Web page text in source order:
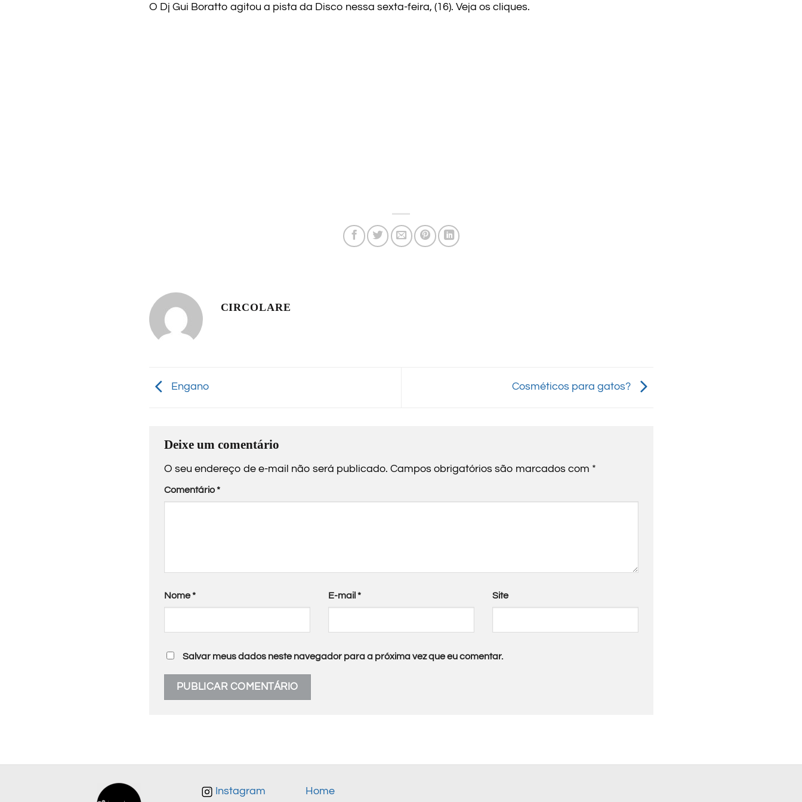
O Dj Gui Boratto agitou a pista da Disco nessa sexta-feira, (16). Veja os cliques.
CIRCOLARE
Engano Cosméticos para gatos?
Deixe um comentário
O seu endereço de e-mail não será publicado. Campos obrigatórios são marcados com *
Comentário*
Nome* E-mail * Site
Salvar meus dados neste navegador para a próxima vez que eu comentar.
Instagram Home